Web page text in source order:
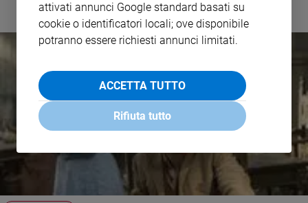
attivati annunci Google standard basati su
cookie o identificatori locali; ove disponibile
potranno essere richiesti annunci limitati.
ACCETTA TUTTO
Rifiuta tutto